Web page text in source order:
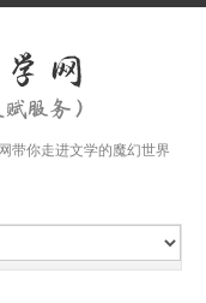
带你走进文学的魔幻世界